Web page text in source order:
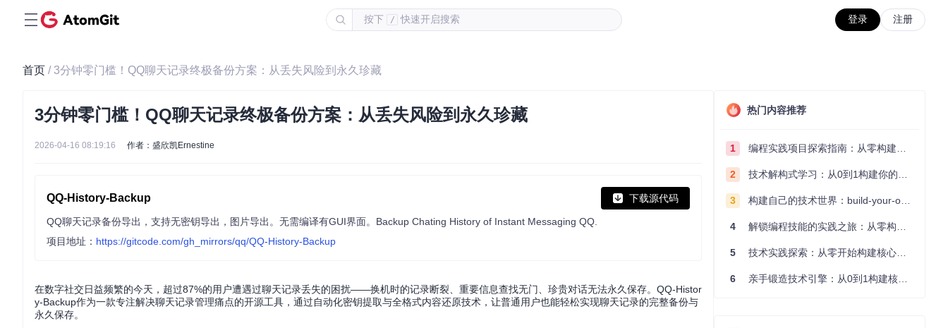
按下 / 快速开启搜索 登录 注册
首页 / 3分钟零门槛！QQ聊天记录终极备份方案：从丢失风险到永久珍藏
3分钟零门槛！QQ聊天记录终极备份方案：从丢失风险到永久珍藏
2026-04-16 08:19:16 作者：盛欣凯Ernestine
QQ-History-Backup 下载源代码
QQ聊天记录备份导出，支持无密钥导出，图片导出。无需编译有GUI界面。Backup Chating History of Instant Messaging QQ.
项目地址： https://gitcode.com/gh_mirrors/qq/QQ-History-Backup
在数字社交日益频繁的今天，超过87%的用户遭遇过聊天记录丢失的困扰——换机时的记录断裂、重要信息查找无门、珍贵对话无法永久保存。QQ-Histor
y-Backup作为一款专注解决聊天记录管理痛点的开源工具，通过自动化密钥提取与全格式内容还原技术，让普通用户也能轻松实现聊天记录的完整备份与
永久保存。
热门内容推荐
1 编程实践项目探索指南：从零构建技术能力体系
2 技术解构式学习：从0到1构建你的编程知识体系
3 构建自己的技术世界：build-your-own-x项目的实践探索指南
4 解锁编程技能的实践之旅：从零构建你的技术世界
5 技术实践探索：从零开始构建核心系统的实践指南
6 亲手锻造技术引擎：从0到1构建核心系统的实践指南